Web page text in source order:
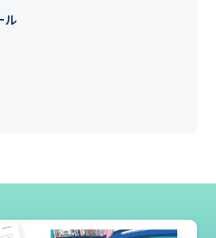
テーションを行うだけでな
用したベータ版開発まででき
できる人材の育成を行いま
ル